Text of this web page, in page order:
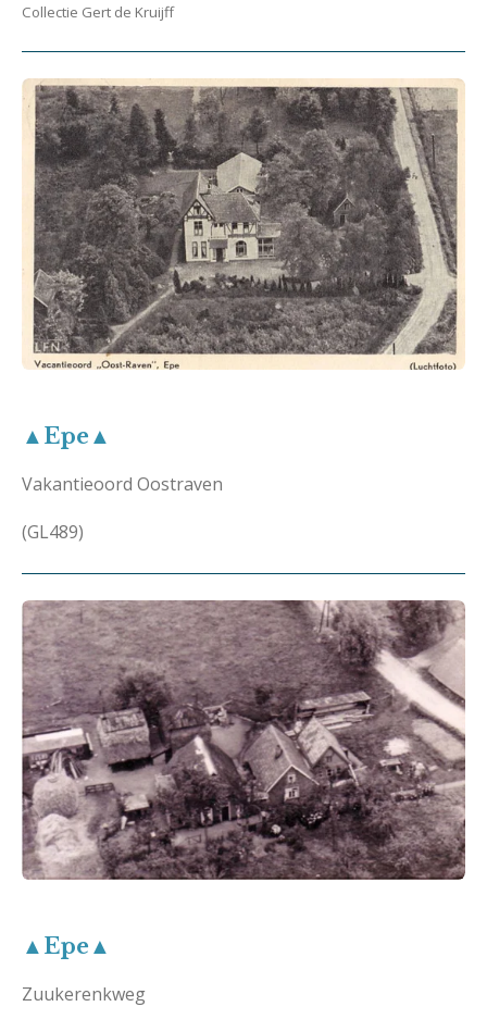
Collectie Gert de Kruijff
▲Epe▲
Vakantieoord Oostraven
(GL489)
▲Epe▲
Zuukerenkweg